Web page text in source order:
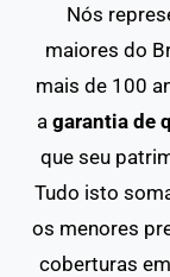
Nós
maiores do
mais de 100
a garantia de
que seu
Tudo isto
os menores
coberturas